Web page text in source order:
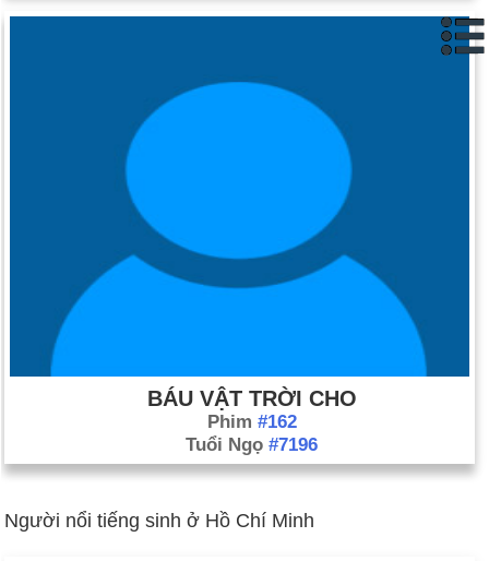
BÁU VẬT TRỜI CHO
Phim #162
Tuổi Ngọ #7196
Người nổi tiếng sinh ở Hồ Chí Minh